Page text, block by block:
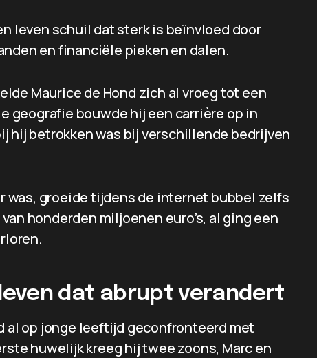
leven schuil dat sterk is beïnvloed door
en financiële pieken en dalen.
Maurice de Hond zich al vroeg tot een
geografie bouwde hij een carrière op in
hij betrokken was bij verschillende bedrijven
was, groeide tijdens de internet bubbel zelfs
honderden miljoenen euro’s, al ging een
dat abrupt verandert
al op jonge leeftijd geconfronteerd met
huwelijk kreeg hij twee zoons, Marc en